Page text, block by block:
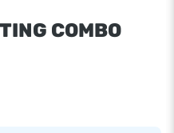
COMBO